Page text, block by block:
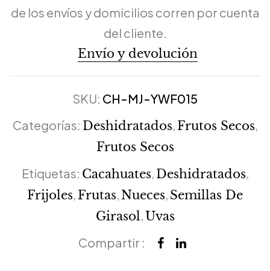
de los envíos y domicilios corren por cuenta
del cliente.
Envío y devolución
SKU: CH-MJ-YWF015
Categorías: Deshidratados Frutos Secos
Frutos Secos
Etiquetas: Cacahuates Deshidratados
Frijoles Frutas Nueces Semillas De
Girasol Uvas
Compartir :